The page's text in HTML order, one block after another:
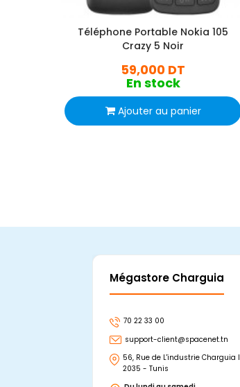
Téléphone Portable Nokia 105
Crazy 5 Noir
59,000 DT
En stock
Ajouter au panier
Mégastore Charguia
70 22 33 00
support-client@spacenet.tn
56, Rue de L'industrie Charguia I
2035 - Tunis